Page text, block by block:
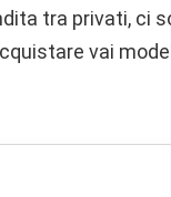
tra privati, ci
vai